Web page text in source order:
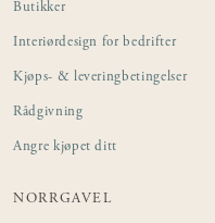
Butikker
Interiørdesign for bedrifter
Kjøps- & leveringbetingelser
Rådgivning
Angre kjøpet ditt
NORRGAVEL